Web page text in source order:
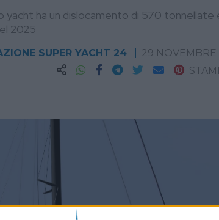
yacht ha un dislocamento di 570 tonnellate
2025
SUPER YACHT 24
29